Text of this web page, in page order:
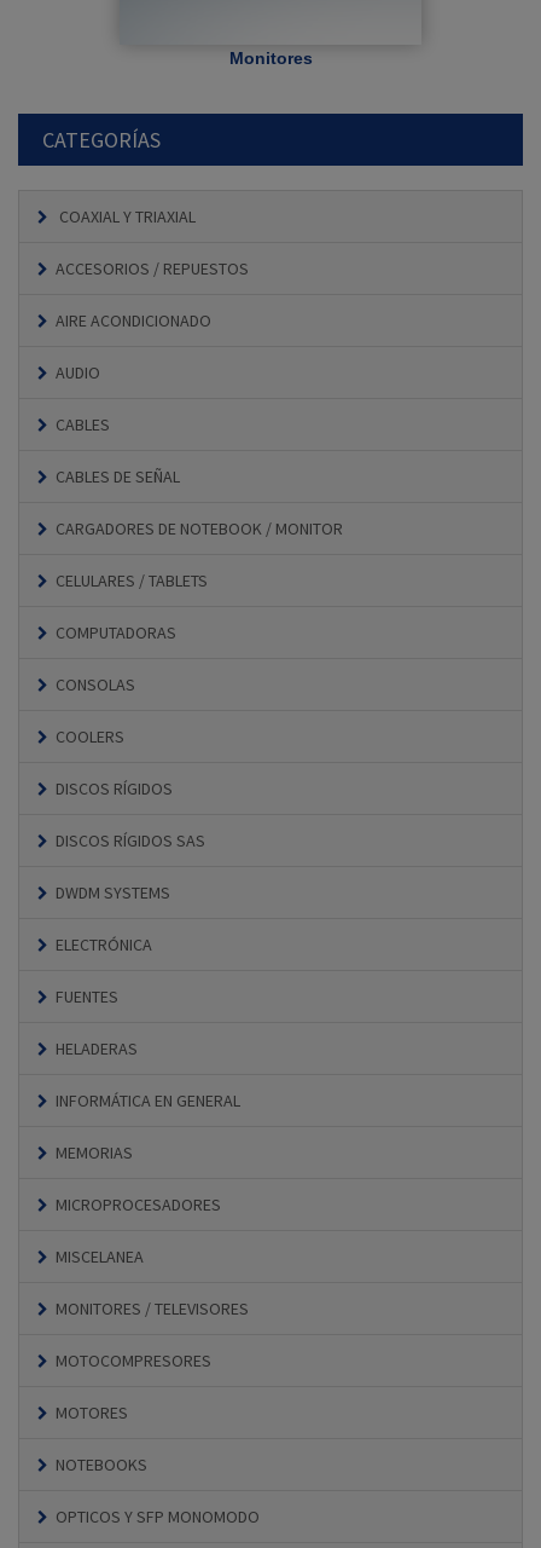
Monitores
CATEGORÍAS
COAXIAL Y TRIAXIAL
ACCESORIOS / REPUESTOS
AIRE ACONDICIONADO
AUDIO
CABLES
CABLES DE SEÑAL
CARGADORES DE NOTEBOOK / MONITOR
CELULARES / TABLETS
COMPUTADORAS
CONSOLAS
COOLERS
DISCOS RÍGIDOS
DISCOS RÍGIDOS SAS
DWDM SYSTEMS
ELECTRÓNICA
FUENTES
HELADERAS
INFORMÁTICA EN GENERAL
MEMORIAS
MICROPROCESADORES
MISCELANEA
MONITORES / TELEVISORES
MOTOCOMPRESORES
MOTORES
NOTEBOOKS
OPTICOS Y SFP MONOMODO